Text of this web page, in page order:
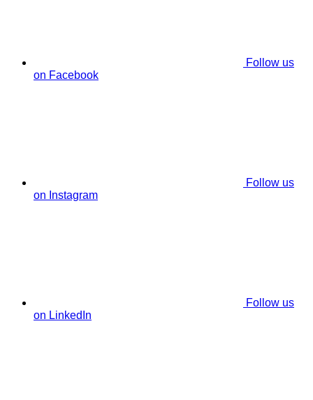
Follow us
on Facebook
Follow us
on Instagram
Follow us
on LinkedIn